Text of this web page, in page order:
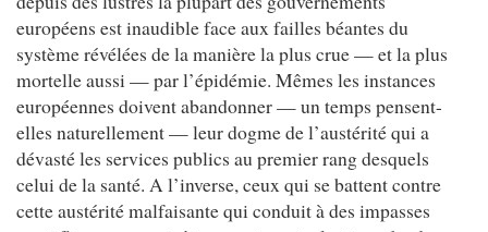
européens est inaudible face aux failles béantes du
système révélées de la manière la plus crue — et la plus
mortelle aussi — par l’épidémie. Mêmes les instances
européennes doivent abandonner — un temps pensent-
elles naturellement — leur dogme de l’austérité qui a
dévasté les services publics au premier rang desquels
celui de la santé. A l’inverse, ceux qui se battent contre
cette austérité malfaisante qui conduit à des impasses